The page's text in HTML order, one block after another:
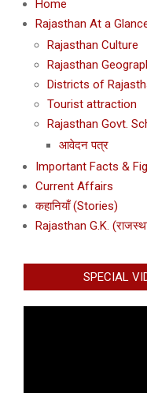
Home
Rajasthan At a
Rajasthan Culture
Rajasthan
Districts of
Tourist attraction
Rajasthan Govt.
आवेदन पत्र
Important Facts &
Current Affairs
कहानियाँ (Stories)
Rajasthan G.K.
SPECIAL